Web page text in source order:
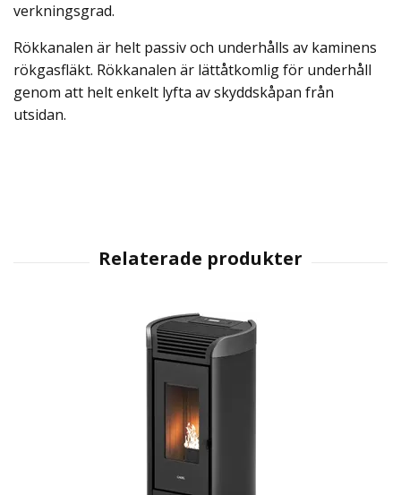
verkningsgrad.
Rökkanalen är helt passiv och underhålls av kaminens
rökgasfläkt. Rökkanalen är lättåtkomlig för underhåll
genom att helt enkelt lyfta av skyddskåpan från
utsidan.